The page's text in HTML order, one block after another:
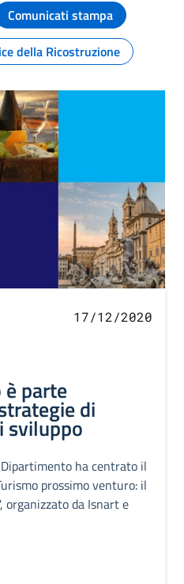
Comunicati stampa
della Ricostruzione
17/12/2020
parte
di
sviluppo
ha centrato il
prossimo venturo: il
da Isnart e